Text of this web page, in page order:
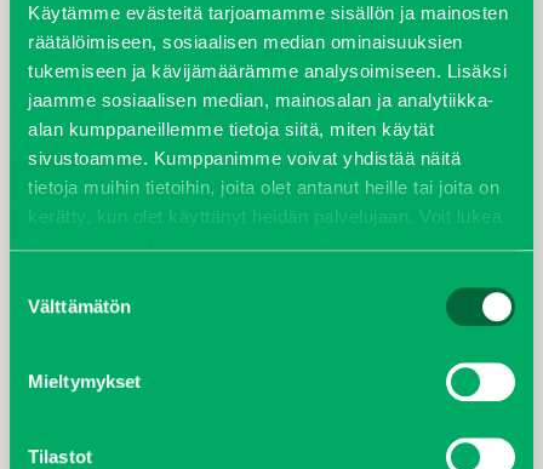
Käytämme evästeitä tarjoamamme sisällön ja mainosten
räätälöimiseen, sosiaalisen median ominaisuuksien
tukemiseen ja kävijämäärämme analysoimiseen. Lisäksi
jaamme sosiaalisen median, mainosalan ja analytiikka-
alan kumppaneillemme tietoja siitä, miten käytät
sivustoamme. Kumppanimme voivat yhdistää näitä
tietoja muihin tietoihin, joita olet antanut heille tai joita on
kerätty, kun olet käyttänyt heidän palvelujaan. Voit lukea
lisää evästeistä sekä muuttaa hyväksyntääsievästeet
valinta
Välttämätön
Mieltymykset
Tilastot
syyskuu 2023
joulukuu 2022
huhtikuu 2022
helmikuu 2022
kesäkuu 2021
tammikuu 2021